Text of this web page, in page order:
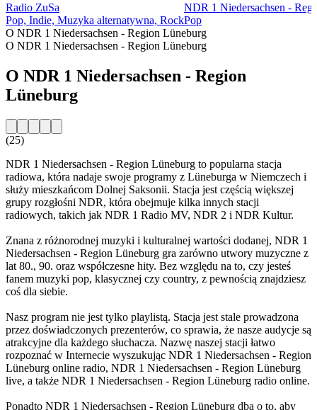
Radio ZuSa
Pop, Indie, Muzyka alternatywna, Rock
NDR 1 Niedersachsen -
Pop
O NDR 1 Niedersachsen - Region Lüneburg
O NDR 1 Niedersachsen - Region Lüneburg
O NDR 1 Niedersachsen - Region
Lüneburg
(25)
NDR 1 Niedersachsen - Region Lüneburg to popularna stacja
radiowa, która nadaje swoje programy z Lüneburga w Niemczech i
służy mieszkańcom Dolnej Saksonii. Stacja jest częścią większej
grupy rozgłośni NDR, która obejmuje kilka innych stacji
radiowych, takich jak NDR 1 Radio MV, NDR 2 i NDR Kultur.
Znana z różnorodnej muzyki i kulturalnej wartości dodanej, NDR 1
Niedersachsen - Region Lüneburg gra zarówno utwory muzyczne z
lat 80., 90. oraz współczesne hity. Bez względu na to, czy jesteś
fanem muzyki pop, klasycznej czy country, z pewnością znajdziesz
coś dla siebie.
Nasz program nie jest tylko playlistą. Stacja jest stale prowadzona
przez doświadczonych prezenterów, co sprawia, że nasze audycje są
atrakcyjne dla każdego słuchacza. Nazwę naszej stacji łatwo
rozpoznać w Internecie wyszukując NDR 1 Niedersachsen - Region
Lüneburg online radio, NDR 1 Niedersachsen - Region Lüneburg
live, a także NDR 1 Niedersachsen - Region Lüneburg radio online.
Ponadto NDR 1 Niedersachsen - Region Lüneburg dba o to, aby